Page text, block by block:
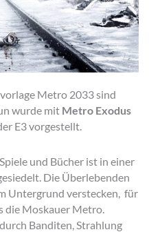
Metro 2033 sind
wurde mit Metro Exodus
E3 vorgestellt.
und Bücher ist in einer
Die Überlebenden
Untergrund verstecken, für
die Moskauer Metro.
Banditen, Strahlung